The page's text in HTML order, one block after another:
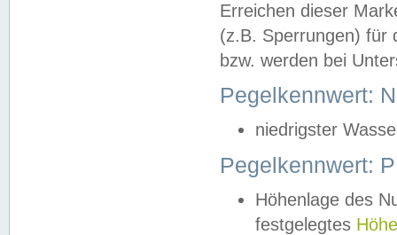
Erreichen dieser
(z.B. Sperrungen) für
bzw. werden bei
Pegelkennwert:
niedrigster
Pegelkennwert:
Höhenlage des
festgelegtes